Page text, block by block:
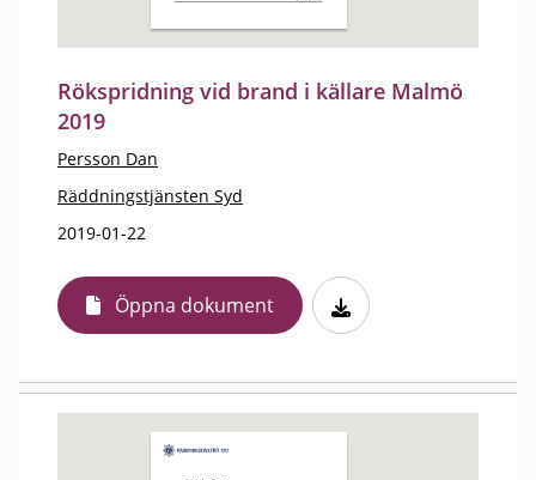
Rökspridning vid brand i källare Malmö
2019
Persson Dan
Räddningstjänsten Syd
2019-01-22
Öppna dokument